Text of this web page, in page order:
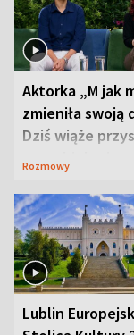
Aktorka „M jak
zmieniła swoją
Dziś wiąże
neurobiologią
Rozmowy
Lublin